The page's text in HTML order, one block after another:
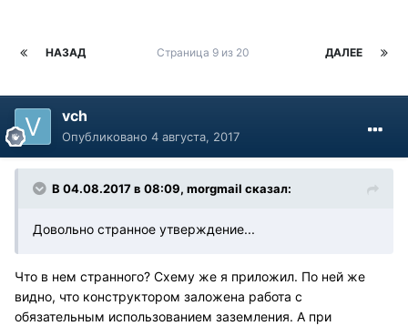
НАЗАД ДАЛЕЕ
Страница 9 из 20
vch
Опубликовано 4 августа, 2017
В 04.08.2017 в 08:09, morgmail сказал:
Довольно странное утверждение...
Что в нем странного? Схему же я приложил. По ней же
видно, что конструктором заложена работа с
обязательным использованием заземления. А при